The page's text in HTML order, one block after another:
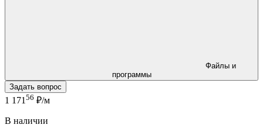
программы
Задать вопрос
1 171 56 ₽/м
В наличии